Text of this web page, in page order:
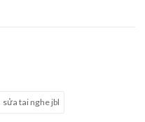
sửa tai nghe jbl